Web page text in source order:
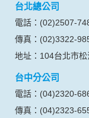
在您於本網站註冊
贈獎時，本網站會
業夥伴處取得個人
當客戶在本網站註
身份證字號、電子
料。註冊時，本網
號、電子郵件、出
成功，並登入使
其他除了上述，會
台北總公司
電話：(02)2507-
傳真：(02)3322-
地址：104台北市
台中分公司
電話：(04)2320-
傳真：(04)2323-